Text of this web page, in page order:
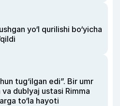
yo‘l qurilishi bo‘yicha
tug‘ilgan edi”. Bir umr
dublyaj ustasi Rimma
to‘la hayoti